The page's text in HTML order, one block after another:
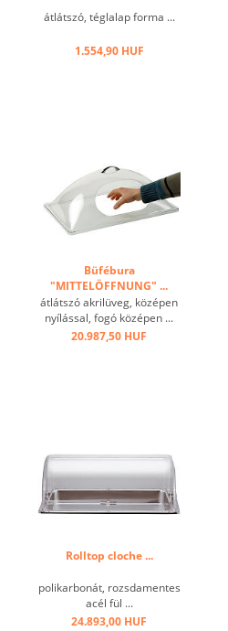
átlátszó, téglalap forma ...
1.554,90 HUF
Büfébura
"MITTELÖFFNUNG" ...
átlátszó akrilüveg, középen
nyílással, fogó középen ...
20.987,50 HUF
Rolltop cloche ...
polikarbonát, rozsdamentes
acél fül ...
24.893,00 HUF